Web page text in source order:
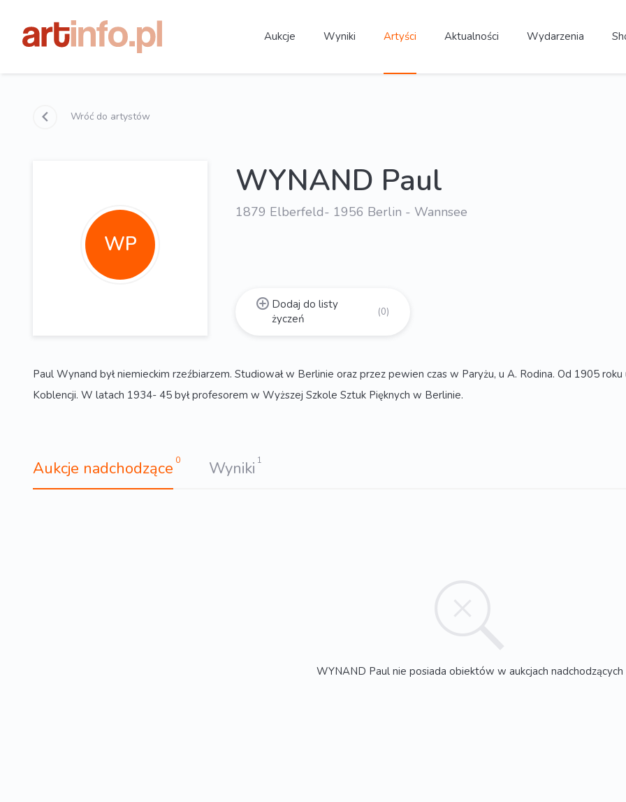
Aukcje Wyniki Artyści Aktualności Wydarzenia
Wróć do artystów
WP
WYNAND Paul
1879 Elberfeld- 1956 Berlin - Wannsee
Dodaj do listy
życzeń
(0)
Paul Wynand był niemieckim rzeźbiarzem. Studiował w Berlinie oraz przez pewien czas w Paryżu, u A. Rodina. Od 1905
Koblencji. W latach 1934- 45 był profesorem w Wyższej Szkole Sztuk Pięknych w Berlinie.
Aukcje nadchodzące 0 Wyniki 1
WYNAND Paul nie posiada obiektów w aukcjach nadchodzących